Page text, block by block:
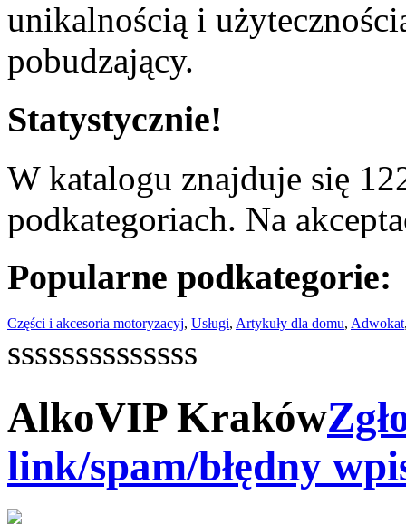
unikalnością i
pobudzający.
Statystycznie!
W katalogu znajduje się
podkategoriach. Na
Popularne podkategorie:
Części i akcesoria motoryzacyj, Usługi, Artykuły dla domu, Adwokat
ssssssssssssss
AlkoVIP Kraków
link/spam/błędny